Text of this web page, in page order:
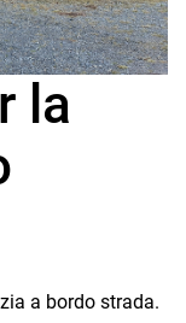
la
a bordo strada.